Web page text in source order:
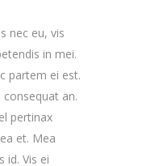
nec eu, vis
in mei.
partem ei est.
consequat an.
pertinax
et. Mea
id. Vis ei